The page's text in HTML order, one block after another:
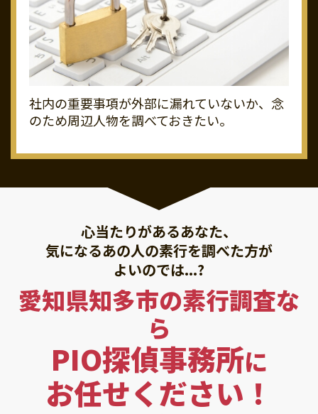
社内の重要事項が外部に漏れていないか、念
のため周辺人物を調べておきたい。
心当たりがあるあなた、
気になるあの人の素行を調べた方が
よいのでは...?
愛知県知多市の素行調査な
ら
PIO探偵事務所に
お任せください！